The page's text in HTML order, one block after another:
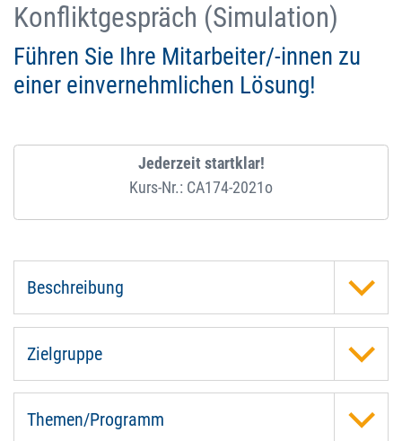
Konfliktgespräch (Simulation)
Führen Sie Ihre Mitarbeiter/-innen zu
einer einvernehmlichen Lösung!
Jederzeit startklar!
Kurs-Nr.: CA174-2021o
Beschreibung
Zielgruppe
Themen/Programm